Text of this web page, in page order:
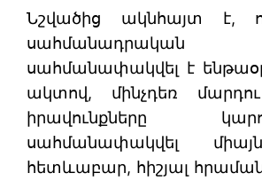
Նշվածից ակնհայտ է,
սահմանադրական
սահմանափակվել է
ակտով, մինչդեռ
իրավունքները
սահմանափակվել
հետևաբար, հիշյալ